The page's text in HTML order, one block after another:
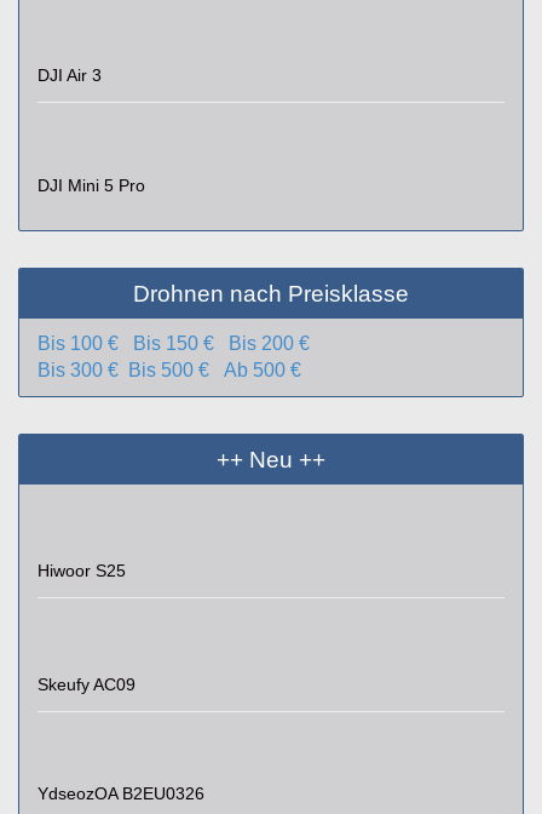
DJI Air 3
DJI Mini 5 Pro
Drohnen nach Preisklasse
Bis 100 € Bis 150 €
Bis 200 €
Bis 300 € Bis 500 € Ab 500 €
++ Neu ++
Hiwoor S25
Skeufy AC09
YdseozOA B2EU0326